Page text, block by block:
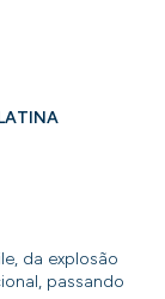
da explosão
passando